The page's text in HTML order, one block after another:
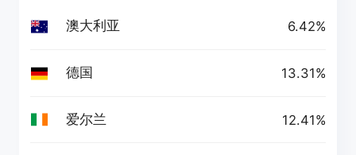
澳大利亚 6.42%
德国 13.31%
爱尔兰 12.41%